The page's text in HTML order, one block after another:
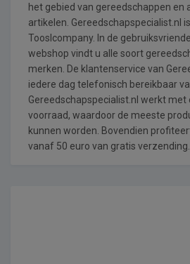
het gebied van gereedschappen en
artikelen. Gereedschapspecialist.nl
Tooslcompany. In de
webshop vindt u alle soort
merken. De klantenservice van
iedere dag telefonisch bereikbaar
Gereedschapspecialist.nl werkt met
voorraad, waardoor de meeste
kunnen worden. Bovendien
vanaf 50 euro van gratis verzending.